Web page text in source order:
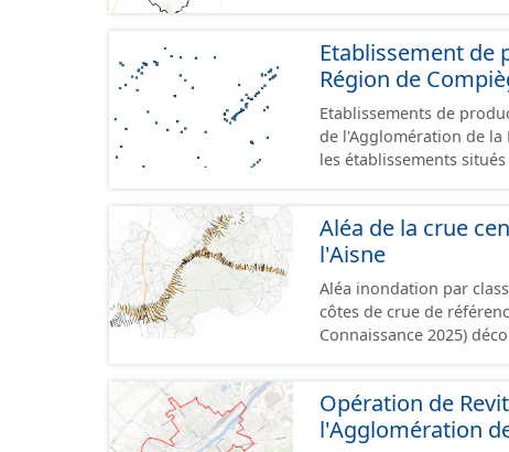
Etablissement de
Région de
Etablissements de
de l'Agglomération de la
les établissements
référence aux terrains à
prescriptions du CNIG se
Aléa de la crue
l'Aisne
Aléa inondation par
côtes de crue de
Connaissance 2025)
Opération de
l'Agglomération